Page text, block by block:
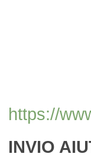
https://
INVIO